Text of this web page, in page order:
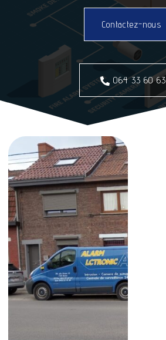
Contactez-nous
064 33 60 63